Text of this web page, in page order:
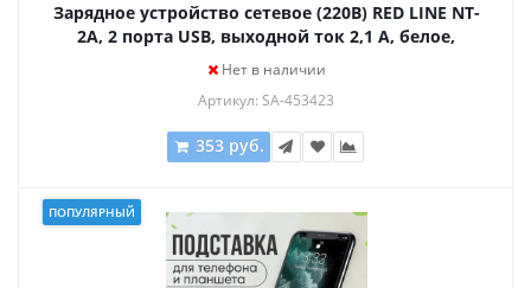
Зарядное устройство сетевое (220В) RED LINE NT-
2A, 2 порта USB, выходной ток 2,1 А, белое,
УТ000009405
Нет в наличии
Артикул: SA-453423
353 руб.
ПОПУЛЯРНЫЙ